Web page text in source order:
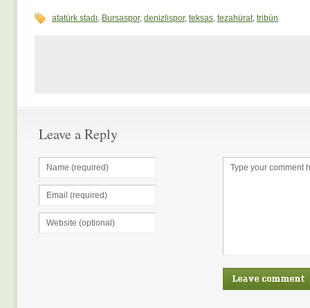
atatürk stadı, Bursaspor, denizlispor, teksas, tezahürat, tribün
Leave a Reply